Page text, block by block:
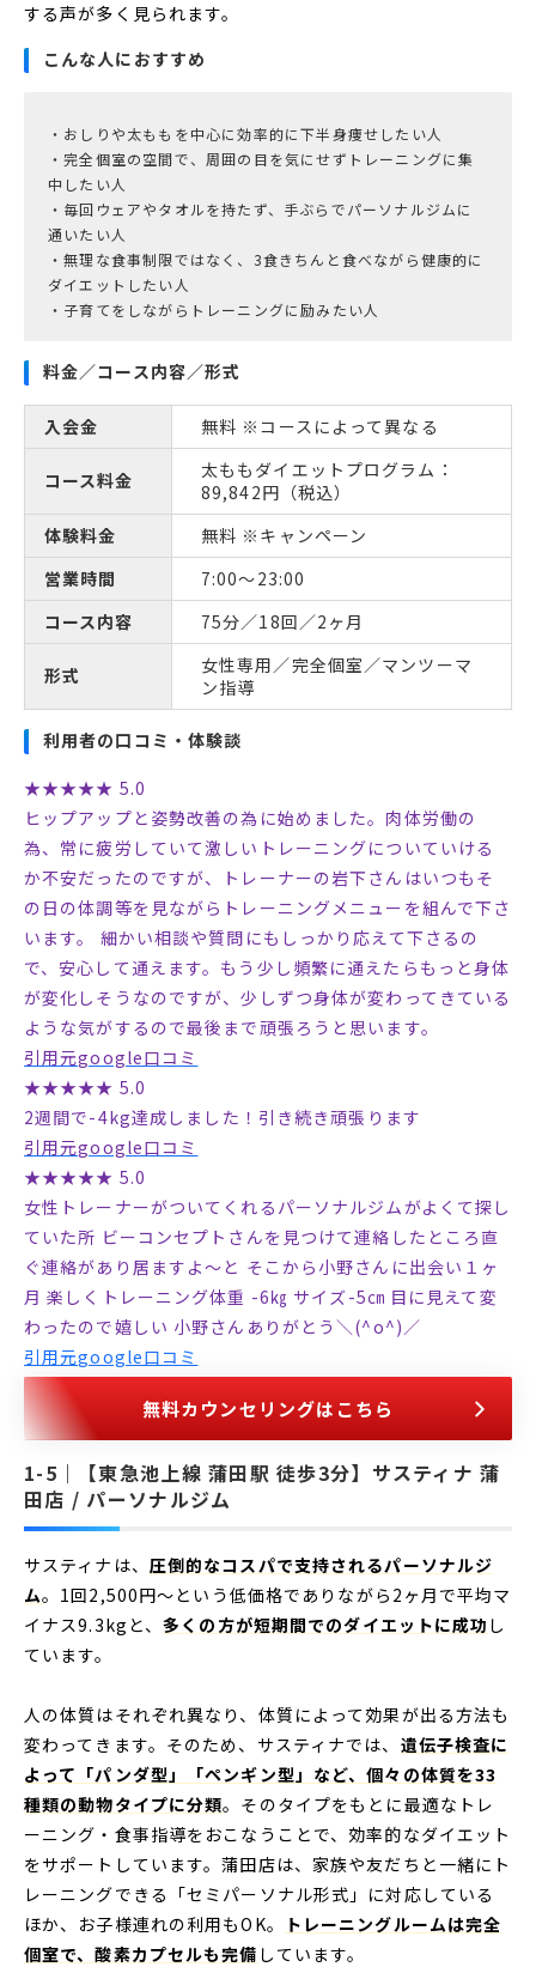
する声が多く見られます。
こんな人におすすめ
・おしりや太ももを中心に効率的に下半身痩せしたい人
・完全個室の空間で、周囲の目を気にせずトレーニングに集
中したい人
・毎回ウェアやタオルを持たず、手ぶらでパーソナルジムに
通いたい人
・無理な食事制限ではなく、3食きちんと食べながら健康的に
ダイエットしたい人
・子育てをしながらトレーニングに励みたい人
料金／コース内容／形式
入会金 無料 ※コースによって異なる
コース料金
太ももダイエットプログラム：
89,842円（税込）
体験料金
無料 ※キャンペーン
営業時間
7:00～23:00
コース内容
75分／18回／2ヶ月
形式
女性専用／完全個室／マンツーマ
ン指導
利用者の口コミ・体験談
★★★★★ 5.0
ヒップアップと姿勢改善の為に始めました。肉体労働の
為、常に疲労していて激しいトレーニングについていける
か不安だったのですが、トレーナーの岩下さんはいつもそ
の日の体調等を見ながらトレーニングメニューを組んで下さ
います。 細かい相談や質問にもしっかり応えて下さるの
で、安心して通えます。もう少し頻繁に通えたらもっと身体
が変化しそうなのですが、少しずつ身体が変わってきている
ような気がするので最後まで頑張ろうと思います。
引用元google口コミ
★★★★★ 5.0
2週間で-4kg達成しました！引き続き頑張ります
引用元google口コミ
★★★★★ 5.0
女性トレーナーがついてくれるパーソナルジムがよくて探し
ていた所 ビーコンセプトさんを見つけて連絡したところ直
ぐ連絡があり居ますよ～と そこから小野さんに出会い１ヶ
月 楽しくトレーニング体重 -6㎏ サイズ-5㎝ 目に見えて変
わったので嬉しい 小野さんありがとう＼(^o^)／
引用元google口コミ
無料カウンセリングはこちら
【東急池上線 蒲田駅 徒歩3分】サスティナ 蒲
田店 / パーソナルジム
サスティナは、 圧倒的なコスパで支持されるパーソナルジ
ム。1回2,500円～という低価格でありながら2ヶ月で平均マ
イナス9.3kgと、多くの方が短期間でのダイエットに成功 し
ています。
人の体質はそれぞれ異なり、体質によって効果が出る方法も
変わってきます。そのため、サスティナでは、 遺伝子検査に
よって「パンダ型」「ペンギン型」など、個々の体質を33
種類の動物タイプに分類。そのタイプをもとに最適なトレ
ーニング・食事指導をおこなうことで、効率的なダイエット
をサポートしています。蒲田店は、家族や友だちと一緒にト
レーニングできる「セミパーソナル形式」に対応している
ほか、お子様連れの利用もOK。
トレーニングルームは完全
個室で、酸素カプセルも完備 しています。